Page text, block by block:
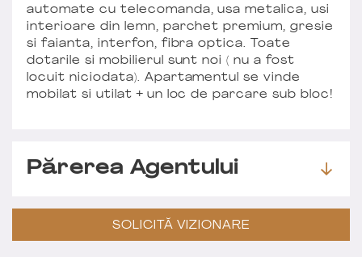
automate cu telecomanda, usa metalica, usi
interioare din lemn, parchet premium, gresie
si faianta, interfon, fibra optica. Toate
dotarile si mobilierul sunt noi ( nu a fost
locuit niciodata). Apartamentul se vinde
mobilat si utilat + un loc de parcare sub bloc!
Părerea Agentului
SOLICITĂ VIZIONARE